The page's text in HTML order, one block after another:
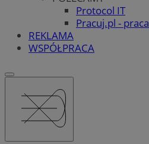
Protocol IT
Pracuj.pl -
REKLAMA
WSPÓŁPRACA